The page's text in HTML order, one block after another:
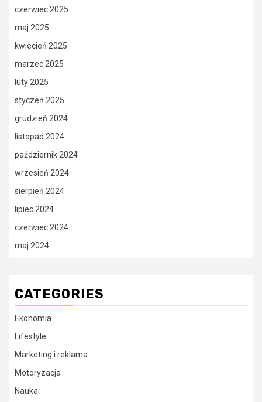
czerwiec 2025
maj 2025
kwiecień 2025
marzec 2025
luty 2025
styczeń 2025
grudzień 2024
listopad 2024
październik 2024
wrzesień 2024
sierpień 2024
lipiec 2024
czerwiec 2024
maj 2024
CATEGORIES
Ekonomia
Lifestyle
Marketing i reklama
Motoryzacja
Nauka